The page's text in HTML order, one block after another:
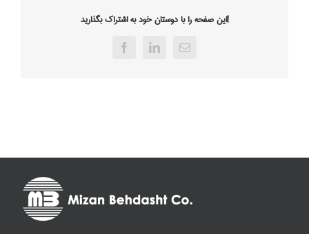
این صفحه را با دوستان خود به اشتراک بگذارید!
FacebookLinkedInEmail